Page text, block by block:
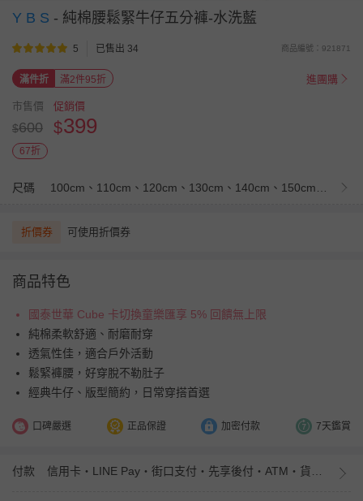
Y B S - 純棉腰鬆緊牛仔五分褲-水洗藍
5 已售出 34 商品編號：921871
滿件折 滿2件95折 進團購
市售價
$600
促銷價
$399
67折
尺碼
折價券 可使用折價券
商品特色
國泰世華 Cube 卡切換童樂匯享 5% 回饋無上限
純棉柔軟舒適、耐磨耐穿
透氣性佳，適合戶外活動
鬆緊褲腰，好穿脫不勒肚子
經典牛仔、版型簡約，日常穿搭首選
口碑嚴選 正品保證 加密付款 7天鑑賞
付款